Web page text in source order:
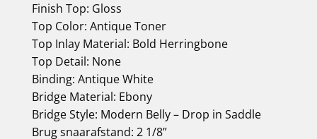
Finish Top: Gloss
Top Color: Antique Toner
Top Inlay Material: Bold Herringbone
Top Detail: None
Binding: Antique White
Bridge Material: Ebony
Bridge Style: Modern Belly – Drop in Saddle
Brug snaarafstand: 2 1/8”